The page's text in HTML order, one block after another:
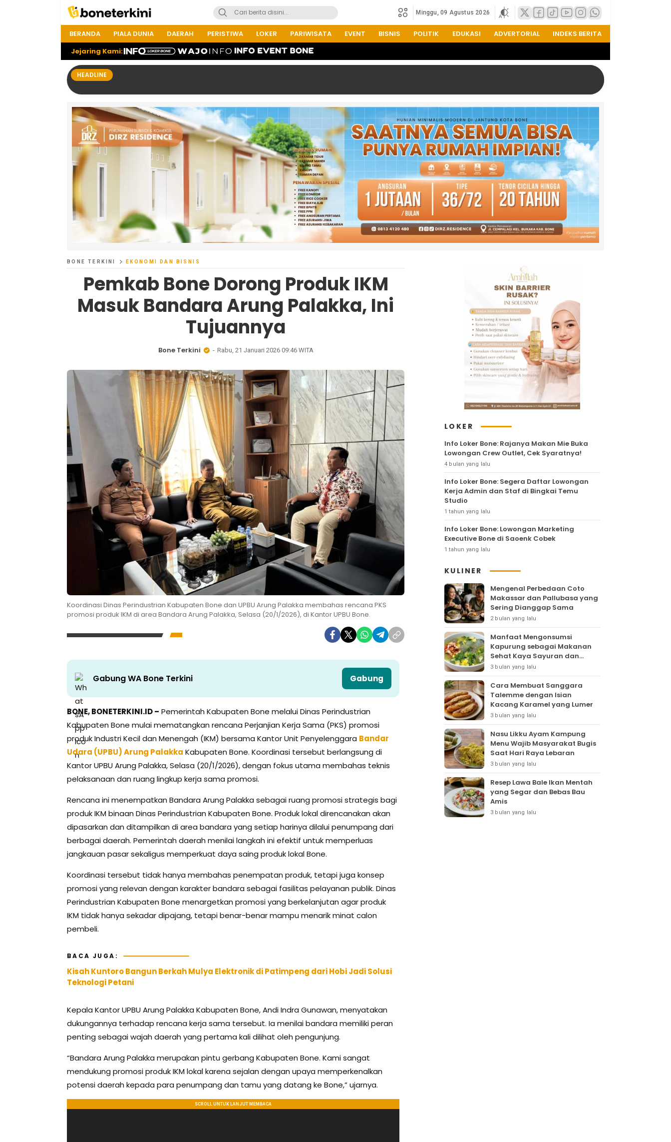
Minggu, 09 Agustus 2026
BERANDA PIALA DUNIA DAERAH PERISTIWA LOKER PARIWISATA EVENT BISNIS POLITIK EDUKASI ADVERTORIAL
INDEKS BERITA
Jejaring Kami:
HEADLINE
BONE TERKINI EKONOMI DAN BISNIS
Pemkab Bone Dorong Produk IKM
Masuk Bandara Arung Palakka, Ini
Tujuannya
Bone Terkini Rabu, 21 Januari 2026 09:46 WITA
Koordinasi Dinas Perindustrian Kabupaten Bone dan UPBU Arung Palakka membahas rencana PKS
promosi produk IKM di area Bandara Arung Palakka, Selasa (20/1/2026), di Kantor UPBU Bone.
Gabung WA Bone Terkini Gabung
BONE, BONETERKINI.ID – Pemerintah Kabupaten Bone melalui Dinas Perindustrian
Kabupaten Bone mulai mematangkan rencana Perjanjian Kerja Sama (PKS) promosi
produk Industri Kecil dan Menengah (IKM) bersama Kantor Unit Penyelenggara Bandar
Udara (UPBU) Arung Palakka Kabupaten Bone. Koordinasi tersebut berlangsung di
Kantor UPBU Arung Palakka, Selasa (20/1/2026), dengan fokus utama membahas teknis
pelaksanaan dan ruang lingkup kerja sama promosi.
Rencana ini menempatkan Bandara Arung Palakka sebagai ruang promosi strategis bagi
produk IKM binaan Dinas Perindustrian Kabupaten Bone. Produk lokal direncanakan akan
dipasarkan dan ditampilkan di area bandara yang setiap harinya dilalui penumpang dari
berbagai daerah. Pemerintah daerah menilai langkah ini efektif untuk memperluas
jangkauan pasar sekaligus memperkuat daya saing produk lokal Bone.
Koordinasi tersebut tidak hanya membahas penempatan produk, tetapi juga konsep
promosi yang relevan dengan karakter bandara sebagai fasilitas pelayanan publik. Dinas
Perindustrian Kabupaten Bone menargetkan promosi yang berkelanjutan agar produk
IKM tidak hanya sekadar dipajang, tetapi benar-benar mampu menarik minat calon
pembeli.
BACA JUGA:
Kisah Kuntoro Bangun Berkah Mulya Elektronik di Patimpeng dari Hobi Jadi Solusi
Teknologi Petani
Kepala Kantor UPBU Arung Palakka Kabupaten Bone, Andi Indra Gunawan, menyatakan
dukungannya terhadap rencana kerja sama tersebut. Ia menilai bandara memiliki peran
penting sebagai wajah daerah yang pertama kali dilihat oleh pengunjung.
“Bandara Arung Palakka merupakan pintu gerbang Kabupaten Bone. Kami sangat
mendukung promosi produk IKM lokal karena sejalan dengan upaya memperkenalkan
potensi daerah kepada para penumpang dan tamu yang datang ke Bone,” ujarnya.
LOKER
Info Loker Bone: Rajanya Makan Mie Buka
Lowongan Crew Outlet, Cek Syaratnya!
4 bulan yang lalu
Info Loker Bone: Segera Daftar Lowongan
Kerja Admin dan Staf di Bingkai Temu
Studio
1 tahun yang lalu
Info Loker Bone: Lowongan Marketing
Executive Bone di Saoenk Cobek
1 tahun yang lalu
KULINER
Mengenal Perbedaan Coto
Makassar dan Pallubasa yang
Sering Dianggap Sama
2 bulan yang lalu
Manfaat Mengonsumsi
Kapurung sebagai Makanan
Sehat Kaya Sayuran dan
Protein
3 bulan yang lalu
Cara Membuat Sanggara
Talemme dengan Isian
Kacang Karamel yang Lumer
3 bulan yang lalu
Nasu Likku Ayam Kampung
Menu Wajib Masyarakat Bugis
Saat Hari Raya Lebaran
3 bulan yang lalu
Resep Lawa Bale Ikan Mentah
yang Segar dan Bebas Bau
Amis
3 bulan yang lalu